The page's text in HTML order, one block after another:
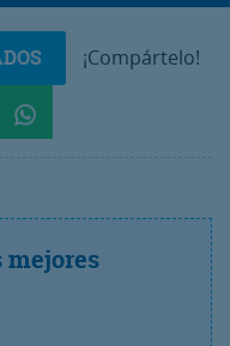
¡Compártelo!
mejores